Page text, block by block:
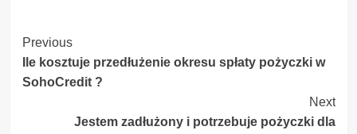
Post
Navigation
Previous
Ile kosztuje przedłużenie okresu spłaty pożyczki w
SohoCredit ?
Next
Jestem zadłużony i potrzebuje pożyczki dla